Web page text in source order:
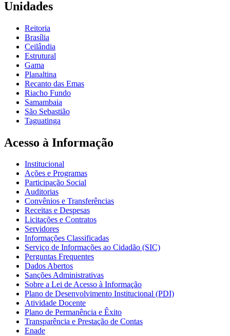
Unidades
Reitoria
Brasília
Ceilândia
Estrutural
Gama
Planaltina
Recanto das Emas
Riacho Fundo
Samambaia
São Sebastião
Taguatinga
Acesso à Informação
Institucional
Ações e Programas
Participação Social
Auditorias
Convênios e Transferências
Receitas e Despesas
Licitações e Contratos
Servidores
Informações Classificadas
Serviço de Informações ao Cidadão (SIC)
Perguntas Frequentes
Dados Abertos
Sanções Administrativas
Sobre a Lei de Acesso à Informação
Plano de Desenvolvimento Institucional (PDI)
Atividade Docente
Plano de Permanência e Êxito
Transparência e Prestação de Contas
Enade